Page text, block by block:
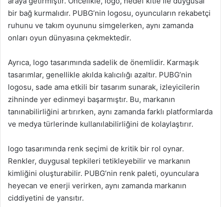
bir bağ kurmalıdır. PUBG’nin logosu, oyuncuların rekabetçi
ruhunu ve takım oyununu simgelerken, aynı zamanda
onları oyun dünyasına çekmektedir.
Ayrıca, logo tasarımında sadelik de önemlidir. Karmaşık
tasarımlar, genellikle akılda kalıcılığı azaltır. PUBG’nin
logosu, sade ama etkili bir tasarım sunarak, izleyicilerin
zihninde yer edinmeyi başarmıştır. Bu, markanın
tanınabilirliğini artırırken, aynı zamanda farklı platformlarda
ve medya türlerinde kullanılabilirliğini de kolaylaştırır.
logo tasarımında renk seçimi de kritik bir rol oynar.
Renkler, duygusal tepkileri tetikleyebilir ve markanın
kimliğini oluşturabilir. PUBG’nin renk paleti, oyunculara
heyecan ve enerji verirken, aynı zamanda markanın
ciddiyetini de yansıtır.